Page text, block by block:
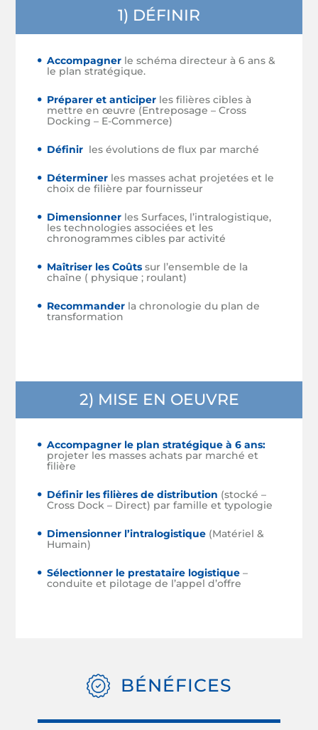
1) DÉFINIR
Accompagner le schéma directeur à 6 ans &
le plan stratégique.
Préparer et anticiper les filières cibles à
mettre en œuvre (Entreposage – Cross
Docking – E-Commerce)
Définir les évolutions de flux par marché
Déterminer les masses achat projetées et le
choix de filière par fournisseur
Dimensionner les Surfaces, l’intralogistique,
les technologies associées et les
chronogrammes cibles par activité
Maîtriser les Coûts sur l’ensemble de la
chaîne ( physique ; roulant)
Recommander la chronologie du plan de
transformation
2) MISE EN OEUVRE
Accompagner le plan stratégique à 6 ans:
projeter les masses achats par marché et
filière
Définir les filières de distribution (stocké –
Cross Dock – Direct) par famille et typologie
Dimensionner l’intralogistique (Matériel &
Humain)
Sélectionner le prestataire logistique –
conduite et pilotage de l’appel d’offre
BÉNÉFICES